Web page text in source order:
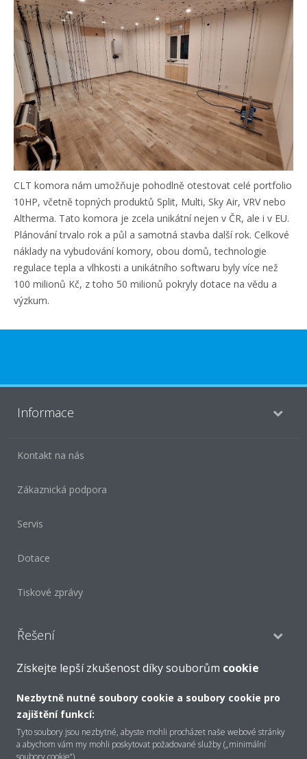
CLT komora nám umožňuje pohodlně otestovat celé portfolio
10HP, včetně topných produktů Split, Multi, Sky Air, VRV nebo
Altherma. Tato komora je zcela unikátní nejen v ČR, ale i v EU.
Plánování trvalo rok a půl a samotná stavba další rok. Celkové
náklady na vybudování komory, obou domů, technologie
regulace tepla a vlhkosti a unikátního softwaru byly více než
100 milionů Kč, z toho 50 milionů pokryly dotace na vědu a
výzkum.
Informace
Kontakt na nás
Zákaznická podpora
Servis
Dotace
Tiskové zprávy
Řešení
Pro váš domov
Maloobchod
Kanceláře
Získejte lepší zkušenost díky souborům cookie
Nezbytně nutné soubory cookie a soubory cookie pro
zajištění funkcí:
Tyto soubory jsou nezbytné, abyste mohli procházet naše webové stránky
a abychom vám my mohli poskytovat požadované služby („minimální
soubory cookie“).